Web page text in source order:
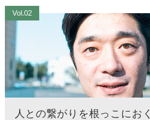
Vol.02
人との繋がりを根っこにおく